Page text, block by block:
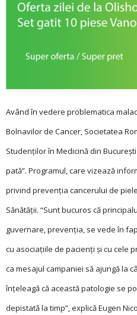
Având în vedere problematica
Bolnavilor de Cancer, Societatea
Studenților în Medicină din
pată”. Programul, care vizează
privind prevenția cancerului de
Sănătății. “Sunt bucuros că
guvernare, prevenţia, se vede în
cu asociaţiile de pacienţi şi cu cele
ca mesajul campaniei să ajungă la
înţeleagă că această patologie se
depistată la timp”, explică Eugen